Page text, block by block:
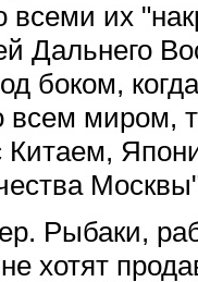
их
Дальнего
боком,
всем миром,
Китаем,
Рыбаки,
хотят